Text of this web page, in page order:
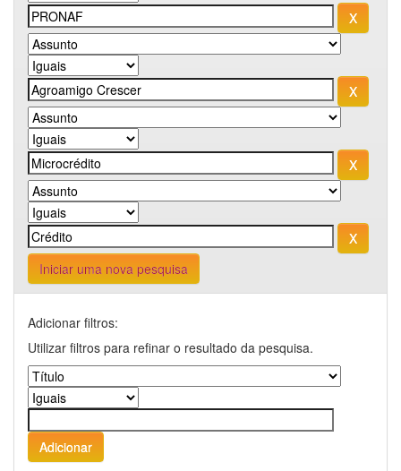
Iniciar uma nova pesquisa
Adicionar filtros:
Utilizar filtros para refinar o resultado da pesquisa.